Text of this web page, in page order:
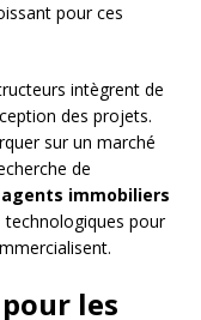
pour ces
intègrent de
des projets.
sur un marché
de
agents immobiliers
pour
les